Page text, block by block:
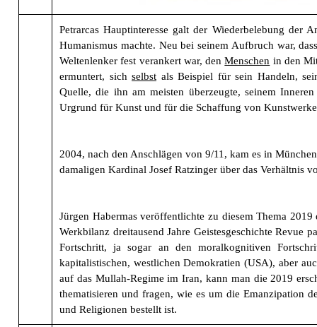
Petrarcas Hauptinteresse galt der Wiederbelebung der
Humanismus machte. Neu bei seinem Aufbruch war,
Weltenlenker fest verankert war, denMenschen in den
ermuntert, sich selbst als Beispiel für sein Handeln,
Quelle, die ihn am meisten überzeugte, seinem
Urgrund für Kunst und für die Schaffung von
2004, nach den Anschlägen von 9/11, kam es in
damaligen Kardinal Josef Ratzinger über das Verhältnis
Jürgen Habermas veröffentlichte zu diesem Thema
Werkbilanz dreitausend Jahre Geistesgeschichte Revue
Fortschritt, ja sogar an den moralkognitiven
kapitalistischen, westlichen Demokratien (USA), aber
auf das Mullah-Regime im Iran, kann man die 2019
thematisieren und fragen, wie es um die Emanzipation
und Religionen bestellt ist.